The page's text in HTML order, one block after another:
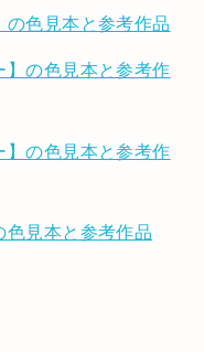
の色見本と参考作品
】の色見本と参考作
】の色見本と参考作
色見本と参考作品